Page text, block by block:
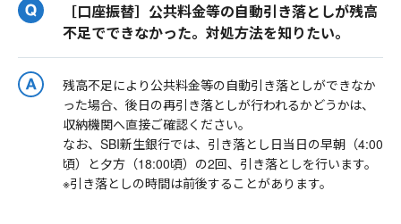
［口座振替］公共料金等の自動引き落としが残高
不足でできなかった。対処方法を知りたい。
残高不足により公共料金等の自動引き落としができなか
った場合、後日の再引き落としが行われるかどうかは、
収納機関へ直接ご確認ください。
なお、SBI新生銀行では、引き落とし日当日の早朝（4:00
頃）と夕方（18:00頃）の2回、引き落としを行います。
※引き落としの時間は前後することがあります。